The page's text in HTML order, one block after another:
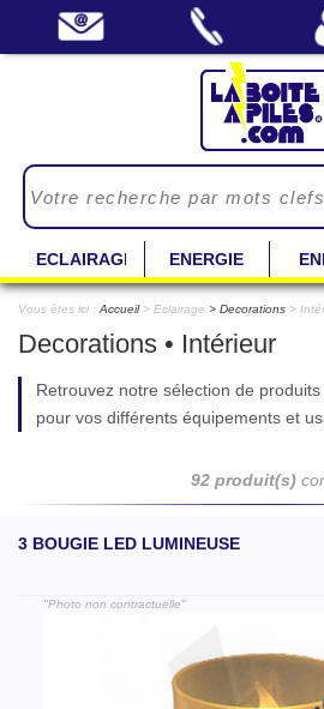
ECLAIRAGE ENERGIE
Vous êtes ici : Accueil> Eclairage Decorations >
Decorations • Intérieur
Retrouvez notre sélection de
pour vos différents équipements et
92 produit(s)
3 BOUGIE LED LUMINEUSE
"Photo non contractuelle"